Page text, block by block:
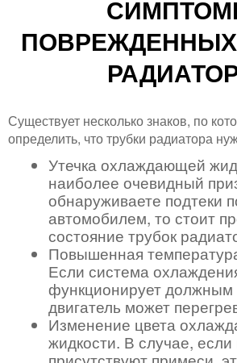
Существует несколько знаков, по
определить, что трубки радиатора
Утечка охлаждающей
наиболее очевидный
обнаруживаете подтеки
автомобилем, то стоит
состояние трубок
Повышенная
Если система
функционирует должным
двигатель может
Изменение цвета
жидкости. В случае, если